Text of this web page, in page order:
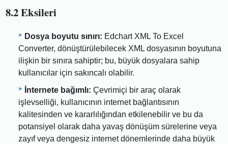
8.2 Eksileri
Dosya boyutu sınırı: Edchart XML To Excel
Converter, dönüştürülebilecek XML dosyasının boyutuna
ilişkin bir sınıra sahiptir; bu, büyük dosyalara sahip
kullanıcılar için sakıncalı olabilir.
İnternete bağımlı: Çevrimiçi bir araç olarak
işlevselliği, kullanıcının internet bağlantısının
kalitesinden ve kararlılığından etkilenebilir ve bu da
potansiyel olarak daha yavaş dönüşüm sürelerine veya
zayıf veya dengesiz internet dönemlerinde daha büyük